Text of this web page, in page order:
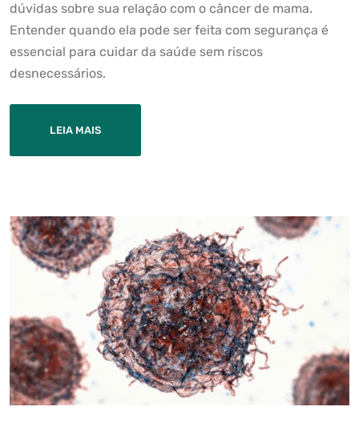
dúvidas sobre sua relação com o câncer de mama.
Entender quando ela pode ser feita com segurança é
essencial para cuidar da saúde sem riscos
desnecessários.
LEIA MAIS